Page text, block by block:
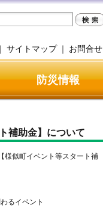
｜ サイトマップ ｜ お問合せ
防災情報
補助金】について
様似町イベント等スタート補
るイベント